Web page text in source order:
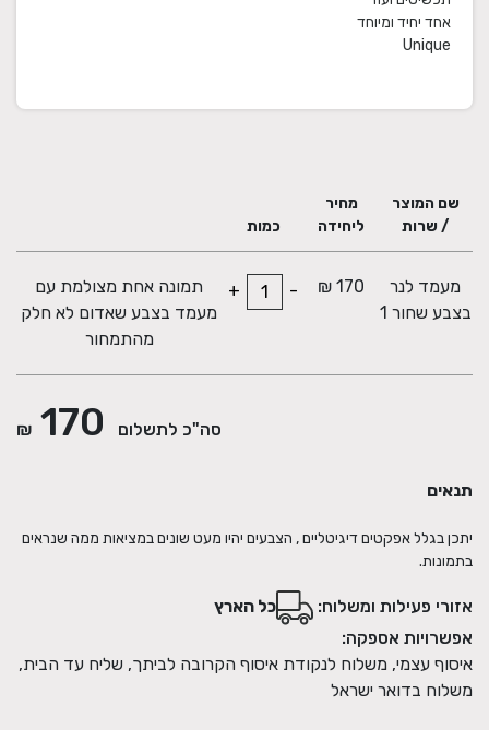
Unique
שם המוצר
/ שרות
מחיר
ליחידה
כמות
מעמד לנר
בצבע שחור 1
170 ₪
-
+
תמונה אחת מצולמת עם
מעמד בצבע שאדום לא חלק
מהתמחור
סה"כ לתשלום 170
₪
תנאים
יתכן בגלל אפקטים דיגיטליים , הצבעים יהיו מעט שונים במציאות ממה שנראים
בתמונות.
אזורי פעילות ומשלוח:
כל הארץ
אפשרויות אספקה:
איסוף עצמי, משלוח לנקודת איסוף הקרובה לביתך, שליח עד הבית,
משלוח בדואר ישראל